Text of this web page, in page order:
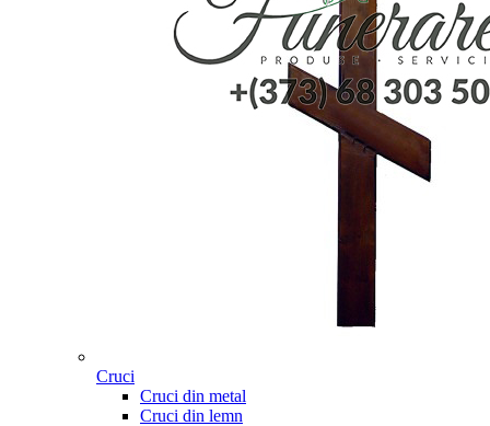
Cruci
Cruci din metal
Cruci din lemn